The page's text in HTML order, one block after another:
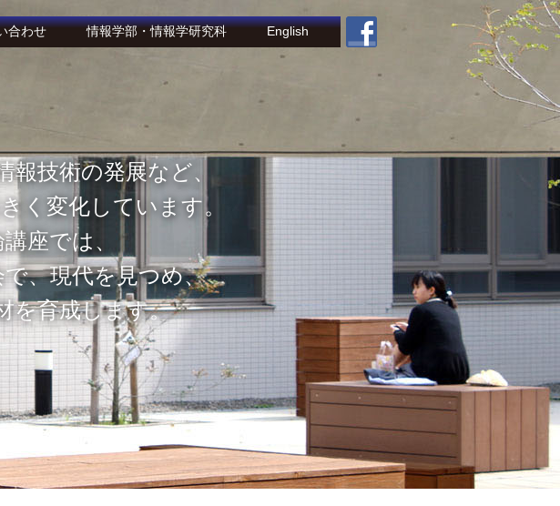
えて状況を分析できる高度な理論と豊富な知識ととも
を拠点とする日本有数の企業やメディアのご協力を
実践的な授業を揃えています。
合わせ 情報学部・情報学研究科 English